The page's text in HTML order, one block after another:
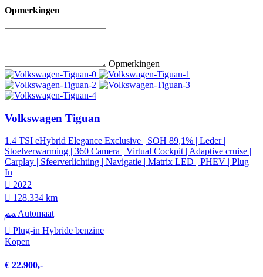
Opmerkingen
Opmerkingen
Volkswagen Tiguan
1.4 TSI eHybrid Elegance Exclusive | SOH 89,1% | Leder |
Stoelverwarming | 360 Camera | Virtual Cockpit | Adaptive cruise |
Carplay | Sfeerverlichting | Navigatie | Matrix LED | PHEV | Plug
In
2022
128.334 km
Automaat
Plug-in Hybride benzine
Kopen
€ 22.900,-